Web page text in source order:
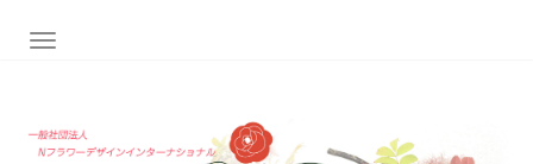
ナビゲーション切り替え